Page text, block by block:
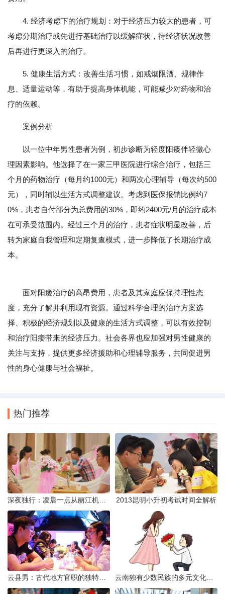
4. 经济考虑下的治疗规划：对于经济压力较大的患者，可
考虑分期治疗或先进行基础治疗以缓解症状，待经济状况改善
后再进行更深入的治疗。
5. 健康生活方式：改善生活习惯，如戒烟限酒、规律作
息、适量运动等，有助于提高身体机能，可能减少对药物和治
疗的依赖。
案例分析
以一位中年男性患者为例，初步诊断为轻度阳痿伴轻微心
理因素影响。他选择了在一家三甲医院进行综合治疗，包括三
个月的药物治疗（每月约1000元）和两次心理辅导（每次约500
元），同时辅以生活方式调整建议。考虑到医保报销比例约7
0%，患者自付部分为总费用的30%，即约2400元/月的治疗成本
在可承受范围内。经过三个月的治疗，患者症状明显改善，后
转为家庭自我管理和定期复查模式，进一步降低了长期治疗成
本。
面对阳痿治疗的高昂费用，患者及其家庭应保持理性态
度，充分了解并利用现有资源。通过科学合理的治疗方案选
择、积极的经济规划以及健康的生活方式调整，可以有效控制
和治疗阳痿带来的经济压力。社会各界也应加强对男性健康的
关注与支持，提供更多经济援助和心理辅导服务，共同促进男
性的身心健康与社会福祉。
热门推荐
2013昆明小升初考试时间全解析